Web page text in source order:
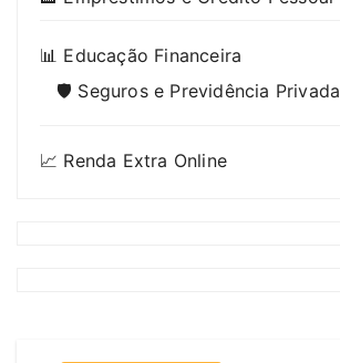
📊 Educação Financeira
🛡️ Seguros e Previdência Privada
📈 Renda Extra Online